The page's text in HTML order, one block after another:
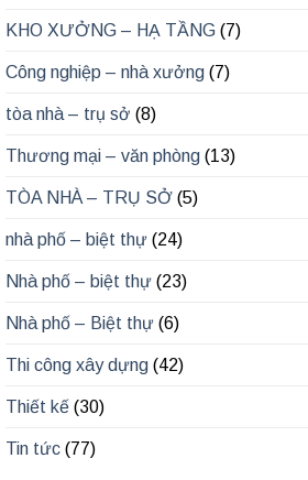
KHO XƯỞNG – HẠ TẦNG (7)
Công nghiệp – nhà xưởng (7)
tòa nhà – trụ sở (8)
Thương mại – văn phòng (13)
TÒA NHÀ – TRỤ SỞ (5)
nhà phố – biệt thự (24)
Nhà phố – biệt thự (23)
Nhà phố – Biệt thự (6)
Thi công xây dựng (42)
Thiết kế (30)
Tin tức (77)